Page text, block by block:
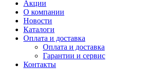
Акции
О компании
Новости
Каталоги
Оплата и доставка
Оплата и доставка
Гарантии и сервис
Контакты